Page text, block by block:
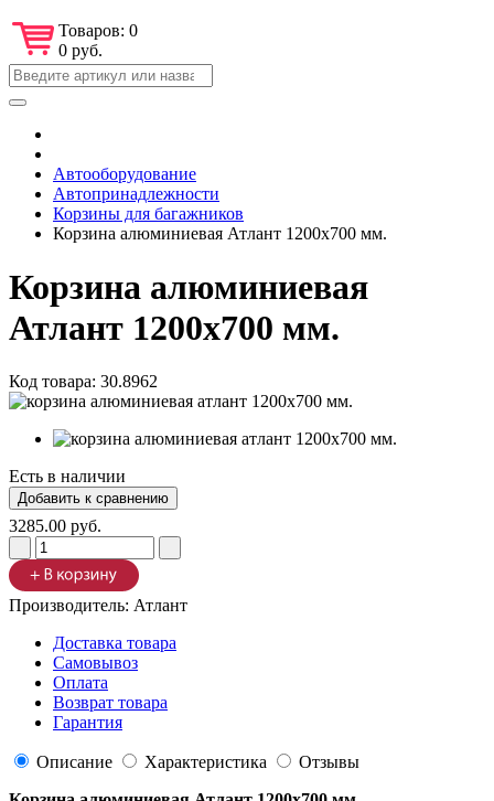
Товаров: 0
0 руб.
Автооборудование
Автопринадлежности
Корзины для багажников
Корзина алюминиевая Атлант 1200х700 мм.
Корзина алюминиевая
Атлант 1200х700 мм.
Код товара: 30.8962
Есть в наличии
3285.00 руб.
Производитель: Атлант
Доставка товара
Самовывоз
Оплата
Возврат товара
Гарантия
Описание Характеристика
Отзывы